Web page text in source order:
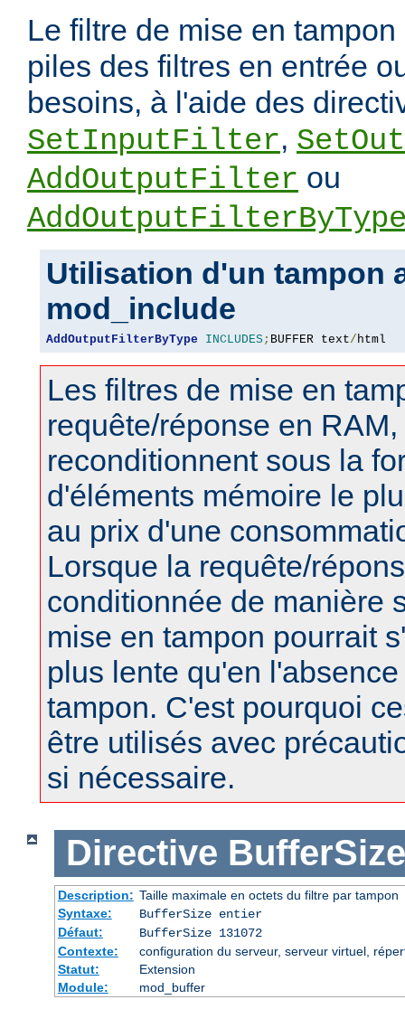
Le filtre de mise en
piles des filtres en entrée
besoins, à l'aide des
SetInputFilter,
AddOutputFilter ou
Utilisation d'un tampon
mod_include
AddOutputFilterByType INCLUDES; BUFFER text/html
Les filtres de mise en
requête/réponse en
reconditionnent sous la
d'éléments mémoire le
au prix d'une
Lorsque la requête/
conditionnée de manière
mise en tampon pourrait
plus lente qu'en
tampon. C'est pourquoi
être utilisés avec
si nécessaire.
Directive BufferSize
Description: Taille maximale en octets du filtre par tampon
Syntaxe:
BufferSize entier
Défaut:
BufferSize 131072
Contexte:
configuration du serveur, serveur virtuel,
Statut:
Extension
Module:
mod_buffer